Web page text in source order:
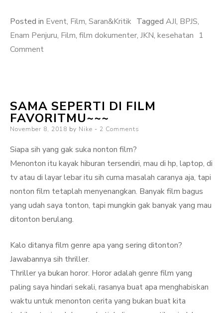
Posted in Event, Film, Saran&Kritik Tagged AJI, BPJS,
Enam Penjuru, Film, film dokumenter, JKN, kesehatan 1
Commenton
Penjuru
dan
Jaminan
Kesehatan
Nasional
(JKN)
SAMA SEPERTI DI FILM
FAVORITMU~~~
Posted
November 8, 2018 by Nike 2 Comments
Siapa sih yang gak suka nonton film?
Menonton itu kayak hiburan tersendiri, mau di hp, laptop, di
tv atau di layar lebar itu sih cuma masalah caranya aja, tapi
nonton film tetaplah menyenangkan. Banyak film bagus
yang udah saya tonton, tapi mungkin gak banyak yang mau
ditonton berulang.
Kalo ditanya film genre apa yang sering ditonton?
Jawabannya sih thriller.
Thriller ya bukan horor. Horor adalah genre film yang
paling saya hindari sekali, rasanya buat apa menghabiskan
waktu untuk menonton cerita yang bukan buat kita